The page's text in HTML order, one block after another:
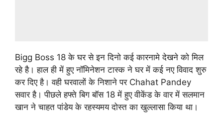
Bigg Boss 18 के घर से इन दिनो कई कारनामे देखने को मिल
रहे है। हाल ही में हुए नॉमिनेशन टास्क ने घर में कई नए विवाद शुरु
कर दिए है। वही घरवालों के निशाने पर Chahat Pandey
सवार है। पीछले हफ्ते बिग बॉस 18 में हुए वीकेंड के वार में सलमान
खान ने चाहत पांडेय के रहस्यमय दोस्त का खुल्लासा किया था।